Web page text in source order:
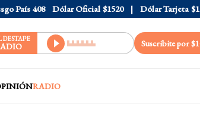
País 408 Dólar Oficial $1520 Dólar Tarjeta $1976
DESTAPE Suscribite por
RADIO